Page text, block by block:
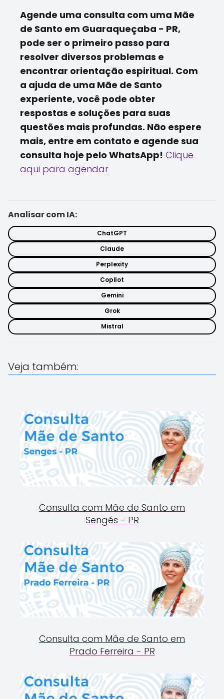
Agende uma consulta com uma Mãe
de Santo em Guaraqueçaba - PR,
pode ser o primeiro passo para
resolver diversos problemas e
encontrar orientação espiritual. Com
a ajuda de uma Mãe de Santo
experiente, você pode obter
respostas e soluções para suas
questões mais profundas. Não espere
mais, entre em contato e agende sua
consulta hoje pelo WhatsApp! Clique
aqui para agendar
Analisar com IA:
ChatGPT
Claude
Perplexity
Copilot
Gemini
Grok
Mistral
Veja também:
Consulta com Mãe de Santo em
Sengés - PR
Consulta com Mãe de Santo em
Prado Ferreira - PR